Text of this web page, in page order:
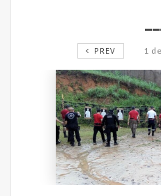
PREV 1 de